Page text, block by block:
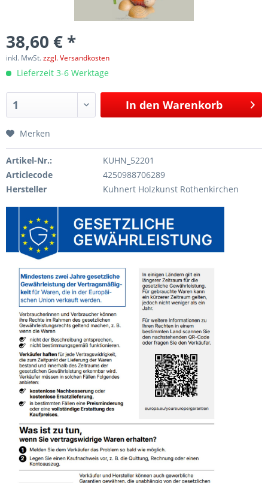
38,60 € *
inkl. MwSt.zzgl. Versandkosten
Lieferzeit 3-6 Werktage
In den Warenkorb
Merken
Artikel-Nr.:
KUHN_52201
Articlecode
4250988706289
Hersteller
Kuhnert Holzkunst Rothenkirchen